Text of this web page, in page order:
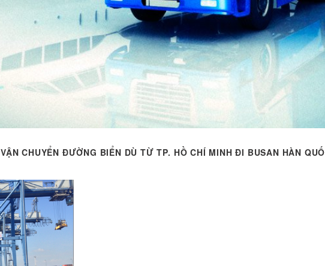
VẬN CHUYỂN ĐƯỜNG BIỂN DÙ TỪ TP. HỒ CHÍ MINH ĐI BUSAN HÀN